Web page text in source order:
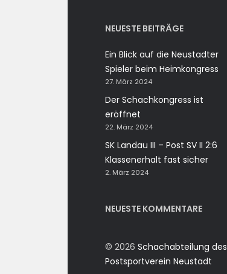
NEUESTE BEITRÄGE
Ein Blick auf die Neustadter
Spieler beim Heimkongress
27. März 2024
Der Schachkongress ist
eröffnet
22. März 2024
SK Landau III – Post SV II 2:6
Klassenerhalt fast sicher
2. März 2024
NEUESTE KOMMENTARE
© 2026 Schachabteilung des
Postsportverein Neustadt